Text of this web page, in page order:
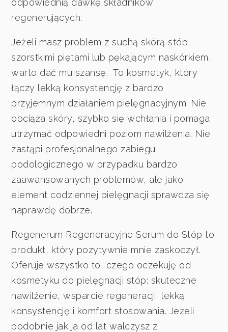
odpowiednią dawkę składników
regenerujących.
Jeżeli masz problem z suchą skórą stóp,
szorstkimi piętami lub pękającym naskórkiem,
warto dać mu szansę. To kosmetyk, który
łączy lekką konsystencję z bardzo
przyjemnym działaniem pielęgnacyjnym. Nie
obciąża skóry, szybko się wchłania i pomaga
utrzymać odpowiedni poziom nawilżenia. Nie
zastąpi profesjonalnego zabiegu
podologicznego w przypadku bardzo
zaawansowanych problemów, ale jako
element codziennej pielęgnacji sprawdza się
naprawdę dobrze.
Regenerum Regeneracyjne Serum do Stóp to
produkt, który pozytywnie mnie zaskoczył.
Oferuje wszystko to, czego oczekuję od
kosmetyku do pielęgnacji stóp: skuteczne
nawilżenie, wsparcie regeneracji, lekką
konsystencję i komfort stosowania. Jeżeli
podobnie jak ja od lat walczysz z